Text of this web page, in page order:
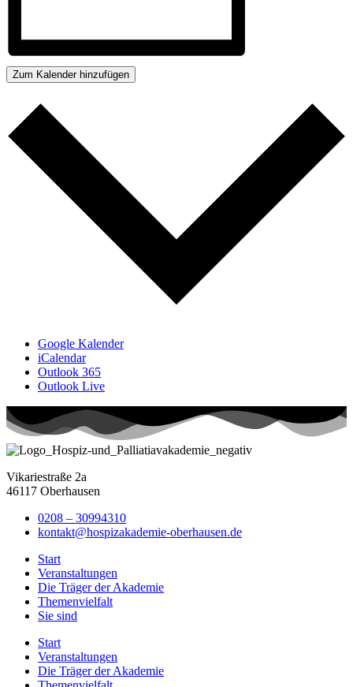
Zum Kalender hinzufügen
Google Kalender
iCalendar
Outlook 365
Outlook Live
Vikariestraße 2a
46117 Oberhausen
0208 – 30994310
kontakt@hospizakademie-oberhausen.de
Start
Veranstaltungen
Die Träger der Akademie
Themenvielfalt
Sie sind
Start
Veranstaltungen
Die Träger der Akademie